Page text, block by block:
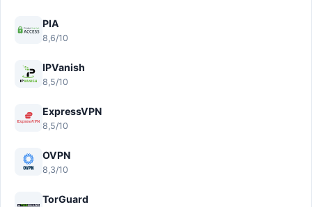
PIA
8,6/10
IPVanish
8,5/10
ExpressVPN
8,5/10
OVPN
8,3/10
TorGuard